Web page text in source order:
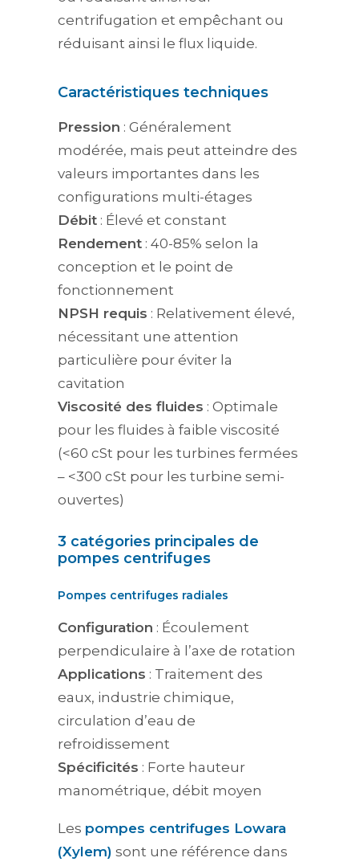
centrifugation et empêchant ou
réduisant ainsi le flux liquide.
Caractéristiques techniques
Pression : Généralement
modérée, mais peut atteindre des
valeurs importantes dans les
configurations multi-étages
Débit : Élevé et constant
Rendement : 40-85% selon la
conception et le point de
fonctionnement
NPSH requis : Relativement élevé,
nécessitant une attention
particulière pour éviter la
cavitation
Viscosité des fluides : Optimale
pour les fluides à faible viscosité
(<60 cSt pour les turbines fermées
– <300 cSt pour les turbine semi-
ouvertes)
3 catégories principales de
pompes centrifuges
Pompes centrifuges radiales
Configuration : Écoulement
perpendiculaire à l’axe de rotation
Applications : Traitement des
eaux, industrie chimique,
circulation d’eau de
refroidissement
Spécificités : Forte hauteur
manométrique, débit moyen
Les pompes centrifuges Lowara
(Xylem) sont une référence dans